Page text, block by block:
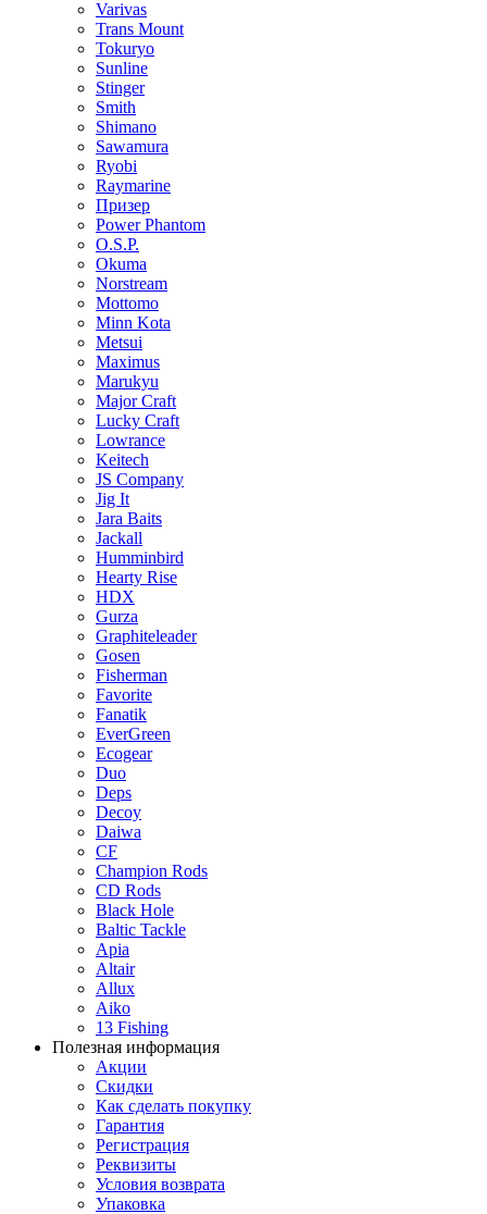
Varivas
Trans Mount
Tokuryo
Sunline
Stinger
Smith
Shimano
Sawamura
Ryobi
Raymarine
Призер
Power Phantom
O.S.P.
Okuma
Norstream
Mottomo
Minn Kota
Metsui
Maximus
Marukyu
Major Craft
Lucky Craft
Lowrance
Keitech
JS Company
Jig It
Jara Baits
Jackall
Humminbird
Hearty Rise
HDX
Gurza
Graphiteleader
Gosen
Fisherman
Favorite
Fanatik
EverGreen
Ecogear
Duo
Deps
Decoy
Daiwa
CF
Champion Rods
CD Rods
Black Hole
Baltic Tackle
Apia
Altair
Allux
Aiko
13 Fishing
Полезная информация
Акции
Скидки
Как сделать покупку
Гарантия
Регистрация
Реквизиты
Условия возврата
Упаковка